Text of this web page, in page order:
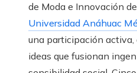
de Moda e Innovación
Universidad Anáhuac
una participación activa,
ideas que fusionan